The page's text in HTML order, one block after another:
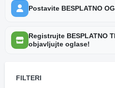
Postavite BESPLATNO
Registrujte BESPLATNO
objavljujte oglase!
FILTERI